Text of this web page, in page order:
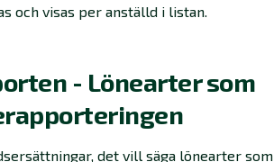
och visas per anställd i listan.
- Lönearter som
det vill säga lönearter som